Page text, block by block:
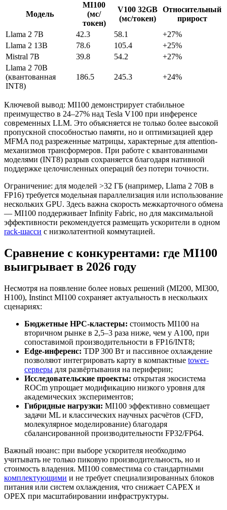
Модель
MI100
(мс/
токен)
V100 32GB
(мс/токен)
Относительный
прирост
Llama 2 7B
42.3 58.1
+27%
Llama 2 13B
78.6 105.4
+25%
Mistral 7B
39.8 54.2
+27%
Llama 2 70B
(квантованная
INT8)
186.5 245.3 +24%
Ключевой вывод: MI100 демонстрирует стабильное
преимущество в 24–27% над Tesla V100 при инференсе
современных LLM. Это объясняется не только более высокой
пропускной способностью памяти, но и оптимизацией ядер
MFMA под разреженные матрицы, характерные для attention-
механизмов трансформеров. При работе с квантованными
моделями (INT8) разрыв сохраняется благодаря нативной
поддержке целочисленных операций без потери точности.
Ограничение: для моделей >32 ГБ (например, Llama 2 70B в
FP16) требуется модельная параллелизация или использование
нескольких GPU. Здесь важна скорость межкарточного обмена
— MI100 поддерживает Infinity Fabric, но для максимальной
эффективности рекомендуется размещать ускорители в одном
rack-шасси с низколатентной коммутацией.
Сравнение с конкурентами: где MI100
выигрывает в 2026 году
Несмотря на появление более новых решений (MI200, MI300,
H100), Instinct MI100 сохраняет актуальность в нескольких
сценариях:
Бюджетные HPC-кластеры: стоимость MI100 на
вторичном рынке в 2,5–3 раза ниже, чем у A100, при
сопоставимой производительности в FP16/INT8;
Edge-инференс: TDP 300 Вт и пассивное охлаждение
позволяют интегрировать карту в компактные tower-
серверы для развёртывания на периферии;
Исследовательские проекты: открытая экосистема
ROCm упрощает модификацию низкого уровня для
академических экспериментов;
Гибридные нагрузки: MI100 эффективно совмещает
задачи ML и классических научных расчётов (CFD,
молекулярное моделирование) благодаря
сбалансированной производительности FP32/FP64.
Важный нюанс: при выборе ускорителя необходимо
учитывать не только пиковую производительность, но и
стоимость владения. MI100 совместима со стандартными
комплектующими и не требует специализированных блоков
питания или систем охлаждения, что снижает CAPEX и
OPEX при масштабировании инфраструктуры.